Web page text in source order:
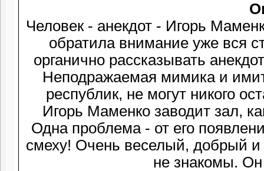
Человек - анекдот - Игорь Маменко! На его неприкрытый
обратила внимание уже вся страна.
органично рассказывать
Неподражаемая мимика и
республик, не могут никого оставить равнодушным на его концертах.
Игорь Маменко заводит зал, как говорится, не успев поздороваться ...
Одна проблема - от его появления на сцене начинает болеть
смеху! Очень веселый, добрый и отзывчивый
не знакомы.